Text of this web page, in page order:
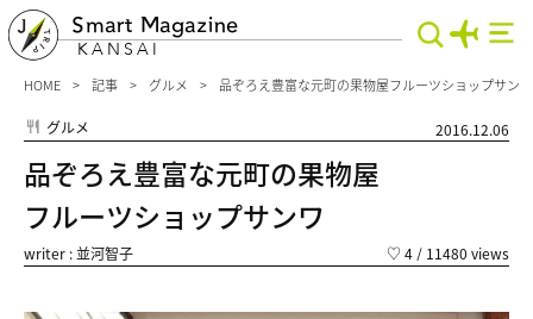
Smart Magazine
KANSAI
HOME 記事 グルメ 品ぞろえ豊富な元町の果物屋フルーツショップサンワ
グルメ 2016.12.06
品ぞろえ豊富な元町の果物屋
フルーツショップサンワ
writer : 並河智子 ♡ 4 / 11480 views